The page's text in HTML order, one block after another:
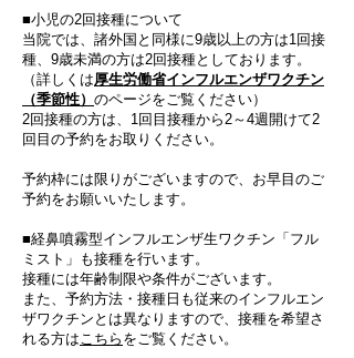
■小児の2回接種について
​当院では、諸外国と同様に9歳以上の方は1回接
種、9歳未満の方は2回接種としております。
​（詳しくは厚生労働省インフルエンザワクチン
（季節性） のページをご覧ください）
2回接種の方は、1回目接種から2～4週開けて2
回目の予約をお取りください。
​予約枠には限りがございますので、お早目のご
予約をお願いいたします。
■経鼻噴霧型インフルエンザ生ワクチン「フル
ミスト」も接種を行います。
​接種には年齢制限や条件がございます。
また、予約方法・接種日も従来のインフルエン
ザワクチンとは異なりますので、接種を希望さ
れる方はこちら をご覧ください。